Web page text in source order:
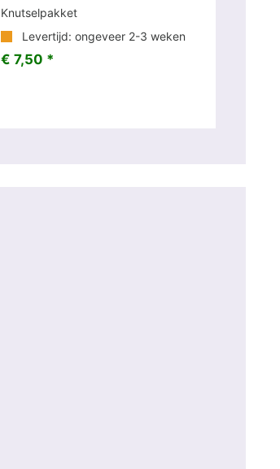
Knutselpakket
Levertijd: ongeveer 2-3 weken
€ 7,50 *